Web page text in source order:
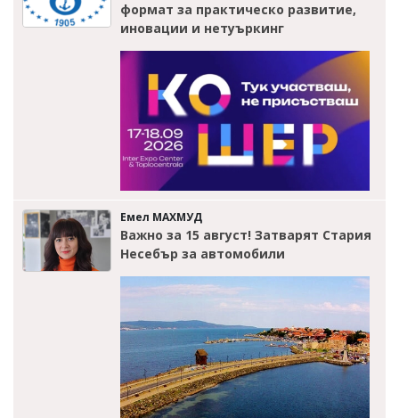
формат за практическо развитие,
иновации и нетуъркинг
Емел МАХМУД
Важно за 15 август! Затварят Стария
Несебър за автомобили